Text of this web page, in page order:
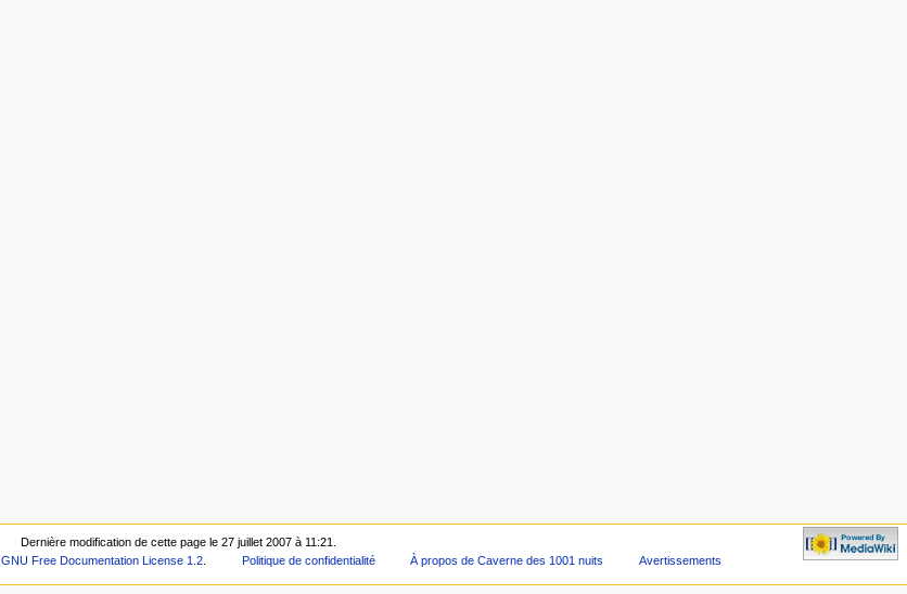
Dernière modification de cette page le 27 juillet 2007 à 11:21.
GNU Free Documentation License 1.2. Politique de confidentialité À propos de Caverne des 1001 nuits Avertissements